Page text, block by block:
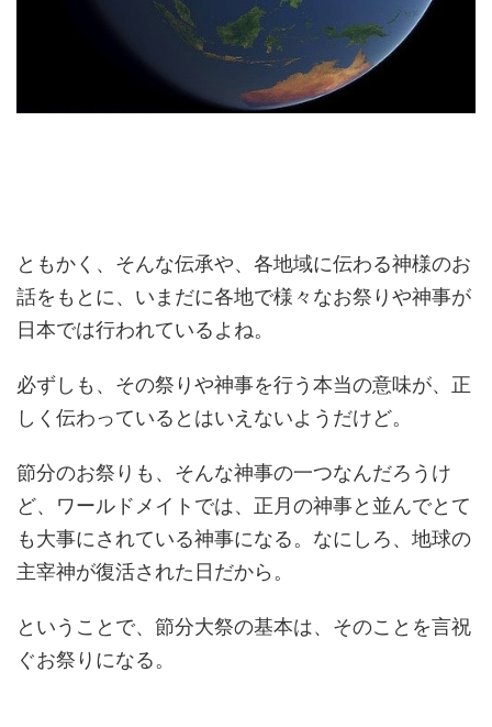
ともかく、そんな伝承や、各地域に伝わる神様のお
話をもとに、いまだに各地で様々なお祭りや神事が
日本では行われているよね。
必ずしも、その祭りや神事を行う本当の意味が、正
しく伝わっているとはいえないようだけど。
節分のお祭りも、そんな神事の一つなんだろうけ
ど、ワールドメイトでは、正月の神事と並んでとて
も大事にされている神事になる。なにしろ、地球の
主宰神が復活された日だから。
ということで、節分大祭の基本は、そのことを言祝
ぐお祭りになる。